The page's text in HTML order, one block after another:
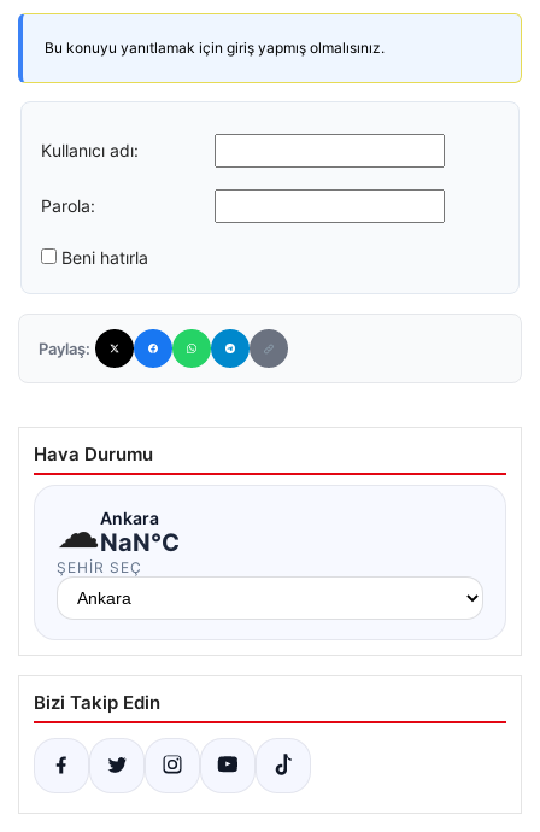
Bu konuyu yanıtlamak için giriş yapmış olmalısınız.
Kullanıcı adı:
Parola:
Beni hatırla
Paylaş:
Hava Durumu
☁Ankara
NaN°C
ŞEHIR SEÇ
Bizi Takip Edin